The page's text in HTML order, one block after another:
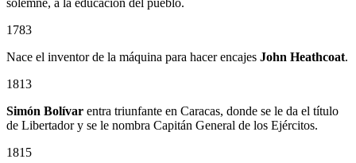
1783
Nace el inventor de la máquina para hacer encajes John Heathcoat.
1813
Simón Bolívar entra triunfante en Caracas, donde se le da el título
de Libertador y se le nombra Capitán General de los Ejércitos.
1815